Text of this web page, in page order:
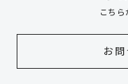
こちら
お